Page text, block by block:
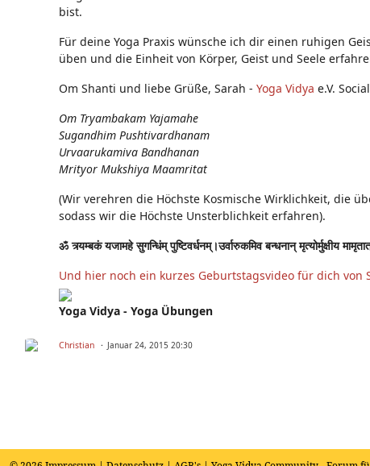
bist.
Für deine Yoga Praxis wünsche ich dir einen ruhigen
üben und die Einheit von Körper, Geist und Seele
Om Shanti und liebe Grüße, Sarah - Yoga Vidya e.V.
Om Tryambakam Yajamahe
Sugandhim Pushtivardhanam
Urvaarukamiva Bandhanan
Mrityor Mukshiya Maamritat
(Wir verehren die Höchste Kosmische Wirklichkeit, die
sodass wir die Höchste Unsterblichkeit erfahren).
ॐ त्र्यम्बकं यजामहे सुगन्धिंम् पुष्टिवर्धनम्।उर्वारुकमिव बन्धनान् मृत्योर्मुक्षीय
Und hier noch ein kurzes Geburtstagsvideo für dich von
Yoga Vidya - Yoga Übungen
Christian Januar 24, 2015 20:30